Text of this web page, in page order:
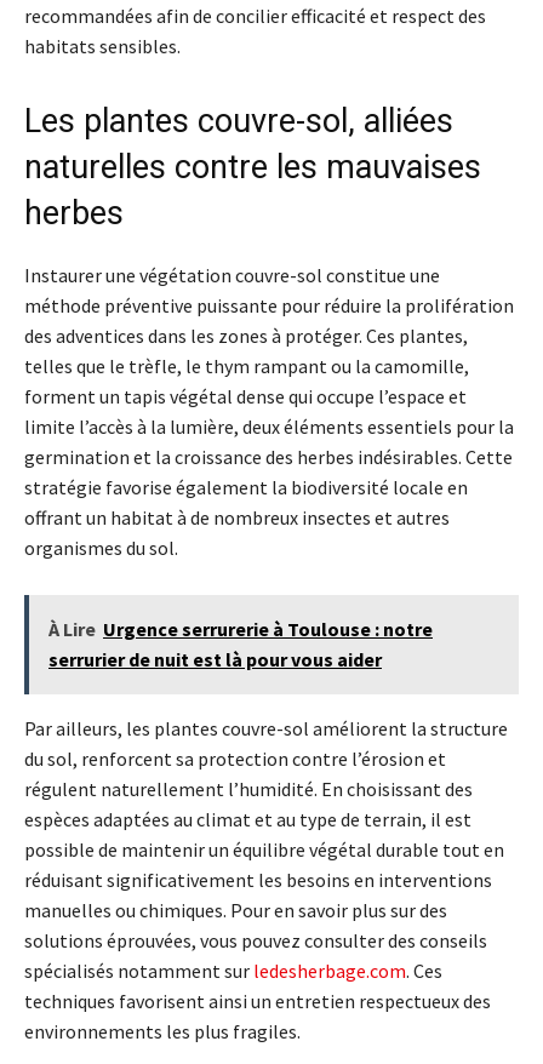
recommandées afin de concilier efficacité et respect des
habitats sensibles.
Les plantes couvre-sol, alliées
naturelles contre les mauvaises
herbes
Instaurer une végétation couvre-sol constitue une
méthode préventive puissante pour réduire la prolifération
des adventices dans les zones à protéger. Ces plantes,
telles que le trèfle, le thym rampant ou la camomille,
forment un tapis végétal dense qui occupe l’espace et
limite l’accès à la lumière, deux éléments essentiels pour la
germination et la croissance des herbes indésirables. Cette
stratégie favorise également la biodiversité locale en
offrant un habitat à de nombreux insectes et autres
organismes du sol.
À Lire Urgence serrurerie à Toulouse : notre
serrurier de nuit est là pour vous aider
Par ailleurs, les plantes couvre-sol améliorent la structure
du sol, renforcent sa protection contre l’érosion et
régulent naturellement l’humidité. En choisissant des
espèces adaptées au climat et au type de terrain, il est
possible de maintenir un équilibre végétal durable tout en
réduisant significativement les besoins en interventions
manuelles ou chimiques. Pour en savoir plus sur des
solutions éprouvées, vous pouvez consulter des conseils
spécialisés notamment sur ledesherbage.com. Ces
techniques favorisent ainsi un entretien respectueux des
environnements les plus fragiles.